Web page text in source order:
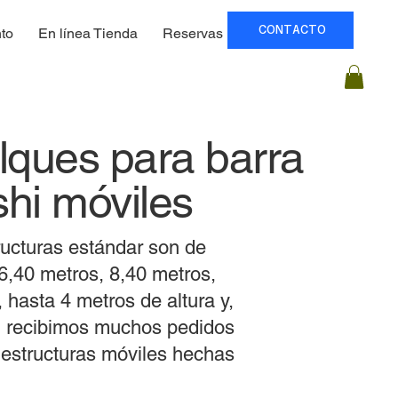
En línea Tienda Reservas Precios
CONTACTO
estándar son de
metros, 8,40 metros,
hasta 4 metros de altura y,
recibimos muchos pedidos
móviles hechas
para barra
móviles